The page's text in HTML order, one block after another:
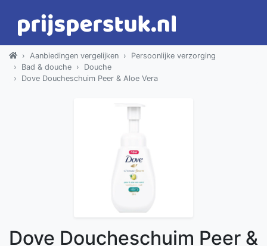
Aanbiedingen vergelijken
Persoonlijke verzorging
Bad & douche
Douche
Dove Doucheschuim Peer & Aloe Vera
Dove Doucheschuim Peer &